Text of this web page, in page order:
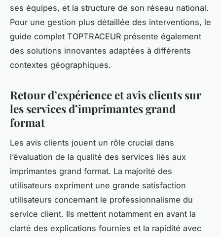
ses équipes, et la structure de son réseau national.
Pour une gestion plus détaillée des interventions, le
guide complet TOPTRACEUR présente également
des solutions innovantes adaptées à différents
contextes géographiques.
Retour d’expérience et avis clients sur
les services d’imprimantes grand
format
Les avis clients jouent un rôle crucial dans
l’évaluation de la qualité des services liés aux
imprimantes grand format. La majorité des
utilisateurs expriment une grande satisfaction
utilisateurs concernant le professionnalisme du
service client. Ils mettent notamment en avant la
clarté des explications fournies et la rapidité avec